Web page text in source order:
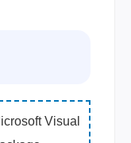
Visual